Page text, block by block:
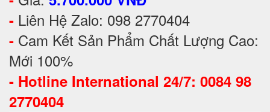
- Liên Hệ Zalo: 098 2770404
- Cam Kết Sản Phẩm Chất Lượng Cao:
Mới 100%
- Hotline International 24/7: 0084 98
2770404